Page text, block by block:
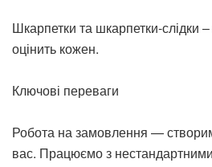
Шкарпетки та шкарпетки-слідки
оцінить кожен.
Ключові переваги
Робота на замовлення —
вас. Працюємо з